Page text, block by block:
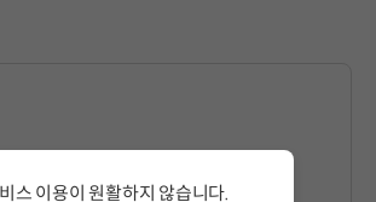
스 이용이 원활하지 않습니다.